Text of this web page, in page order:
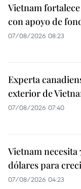
Vietnam
con apoyo de
07/08/2026 08:23
Experta
exterior de
07/08/2026 07:40
Vietnam
dólares para
07/08/2026 04:23